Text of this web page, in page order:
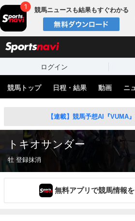
競馬ニュースも結果もすぐわかる
ログイン
競馬トップ 日程・結果 動画 ニ
【連載】競馬予想AI『VUMA
トキオサンダー
牡 登録抹消
無料アプリで競馬情報